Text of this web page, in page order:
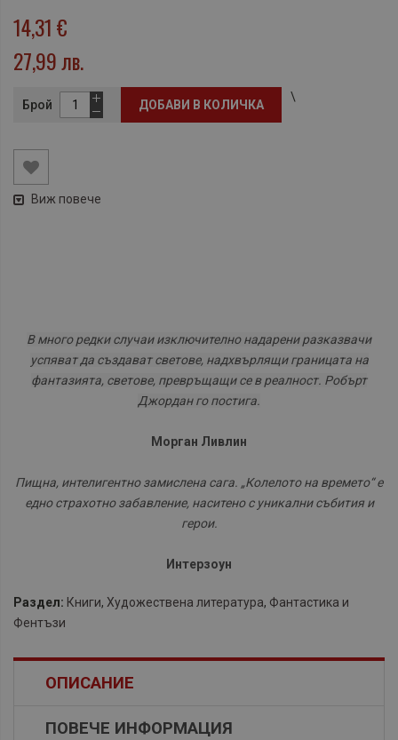
14,31 €
27,99 лв.
Брой ДОБАВИ В КОЛИЧКА
\
Виж повече
В много редки случаи изключително надарени разказвачи
успяват да създават светове, надхвърлящи границата на
фантазията, светове, превръщащи се в реалност. Робърт
Джордан го постига.
Морган Ливлин
Пищна, интелигентно замислена сага. „Колелото на времето“ е
едно страхотно забавление, наситено с уникални събития и
герои.
Интерзоун
Раздел: Книги, Художествена литература, Фантастика и
Фентъзи
ОПИСАНИЕ
ПОВЕЧЕ ИНФОРМАЦИЯ